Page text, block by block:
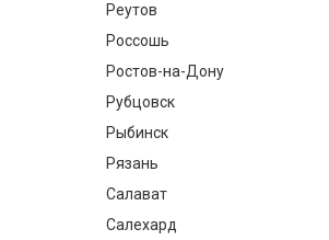
Реутов
Россошь
Ростов-на-Дону
Рубцовск
Рыбинск
Рязань
Салават
Салехард